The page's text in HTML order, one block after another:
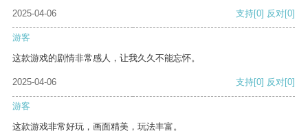
2025-04-06
支持[0] 反对[0]
游客
这款游戏的剧情非常感人，让我久久不能忘怀。
2025-04-06 支持[0] 反对[0]
游客
这款游戏非常好玩，画面精美，玩法丰富。